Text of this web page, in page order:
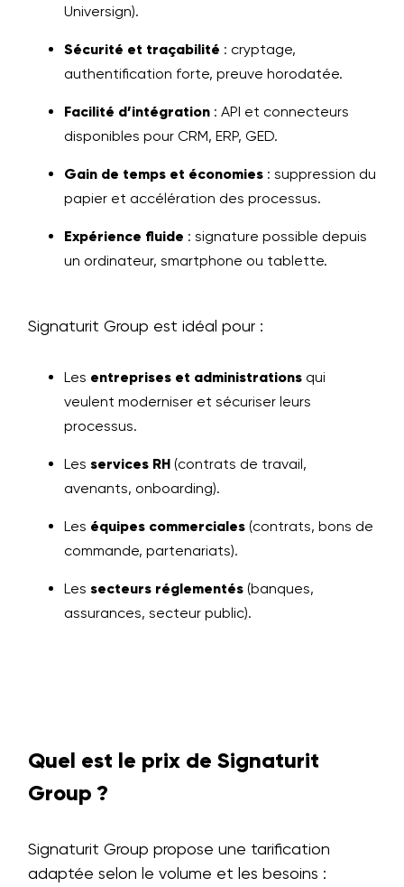
Universign).
Sécurité et traçabilité : cryptage,
authentification forte, preuve horodatée.
Facilité d’intégration : API et connecteurs
disponibles pour CRM, ERP, GED.
Gain de temps et économies : suppression du
papier et accélération des processus.
Expérience fluide : signature possible depuis
un ordinateur, smartphone ou tablette.
Signaturit Group est idéal pour :
Les entreprises et administrations qui
veulent moderniser et sécuriser leurs
processus.
Les services RH (contrats de travail,
avenants, onboarding).
Les équipes commerciales (contrats, bons de
commande, partenariats).
Les secteurs réglementés (banques,
assurances, secteur public).
Quel est le prix de Signaturit
Group ?
Signaturit Group propose une tarification
adaptée selon le volume et les besoins :